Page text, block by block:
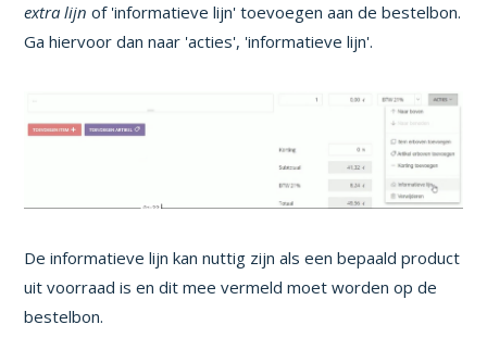
extra lijnof 'informatieve lijn' toevoegen aan de bestelbon.
Ga hiervoor dan naar 'acties', 'informatieve lijn'.
De informatieve lijn kan nuttig zijn als een bepaald product
uit voorraad is en dit mee vermeld moet worden op de
bestelbon.